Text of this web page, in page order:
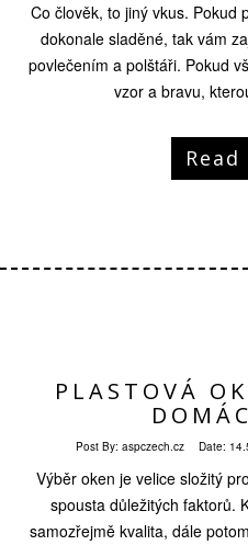
Co člověk, to jiný vkus.
dokonale sladěné, tak vám
povlečením a polštáři. Pokud
vzor a bravu,
PLASTOVÁ
Post By: aspczech.cz Date:
Výběr oken je velice složitý
spousta důležitých faktorů.
samozřejmě kvalita, dále